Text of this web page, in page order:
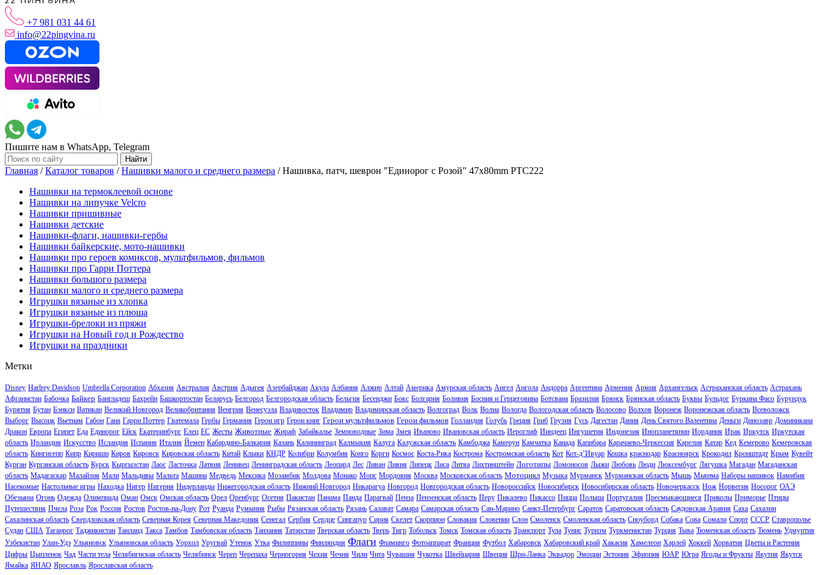
+7 981 031 44 61
info@22pingvina.ru
Пишите нам в WhatsApp, Telegram
Главная /Каталог товаров /Нашивки малого и среднего размера /Нашивка, патч, шеврон "Единорог с Розой" 47x80mm PTC222
Нашивки на термоклеевой основе
Нашивки на липучке Velcro
Нашивки пришивные
Нашивки детские
Нашивки-флаги, нашивки-гербы
Нашивки байкерские, мото-нашивки
Нашивки про героев комиксов, мультфильмов, фильмов
Нашивки про Гарри Поттера
Нашивки большого размера
Нашивки малого и среднего размера
Игрушки вязаные из хлопка
Игрушки вязаные из плюша
Игрушки-брелоки из пряжи
Игрушки на Новый год и Рождество
Игрушки на праздники
Метки
Disney Harlrey Davidson Umbrella Corporation Абхазия Австралия Австрия Адыгея Азербайджан Акула Албания Алжир Алтай Америка Амурская область Ангел Ангола Андорра Аргентина Армения Армия Архангельск Астраханская область Астрахань
Афганистан Бабочка Байкер Бангладеш Бахрейн Башкортостан Беларусь Белгород Белгородская область Бельгия Бесенджи Бокс Болгария Боливия Босния и Герцеговина Ботсвана Бразилия Брянск Брянская область Буквы Бульдог Буркина Фасо Бурундук
Бурятия Бутан Бэнкси Ватикан Великий Новгород Великобритания Венгрия Венесуэла Владивосток Владимир Владимирская область Волгоград Волк Волна Вологда Вологодская область Волосово Волхов Воронеж Воронежская область Всеволожск
Выборг Высоцк Вьетнам Габон Гана Гарри Поттер Гватемала Гербы Германия Герои игр Герои книг Герои мультфильмов Герои фильмов Голландия Голубь Греция Гриб Грузия Гусь Дагестан Дания День Святого Валентина Деньги Динозавр Доминикана
Дракон Европа Египет Еда Единорог Ейск Екатеринбург Елец ЕС Жесты Животные Жираф Забайкалье Земноводные Зима Змея Иваново Ивановская область Иероглиф Ииндеец Ингушетия Индонезия Инопланетянин Иордания Ирак Иркутск Иркутская
область Ирландия Искусство Исландия Испания Италия Йемен Кабардино-Балкария Казань Калининград Калмыкия Калуга Калужская область Камбоджа Камерун Камчатка Канада Капибара Карачаево-Черкессия Карелия Катар Кед Кемерово Кемеровская
область Кингисепп Кипр Кириши Киров Кировск Кировская область Китай Клыки КНДР Колибри Колумбия Конго Корги Космос Коста-Рика Кострома Костромская область Кот Кот-д’Ивуар Кошка краснодар Красноярск Крокодил Кронштадт Крым Кувейт
Курган Курганская область Курск Кыргызстан Лаос Ласточка Латвия Ленивец Ленинградская область Леопард Лес Ливан Ливия Липецк Лиса Литва Лихтинштейн Логотипы Ломоносов Лыжи Любовь Люди Люксембург Лягушка Магадан Магаданская
область Мадагаскар Малайзия Мали Мальдивы Мальта Машина Медведь Мексика Мозамбик Молдова Монако Мопс Мордовия Москва Московская область Мотоцикл Музыка Мурманск Мурманская область Мышь Мьянма Наборы нашивок Намибия
Насекомые Настольные игры Находка Нигер Нигерия Нидерланды Нижегородская область Нижний Новгород Никарагуа Новгород Новгородская область Новороссийск Новосибирск Новосибирская область Новочеркасск Нож Норвегия Носорог ОАЭ
Обезьяна Огонь Одежда Олимпиада Оман Омск Омская область Орел Оренбург Осетия Пакистан Панама Панда Парагвай Пенза Пензенская область Перу Пикалево Пикассо Пицца Польша Португалия Пресмыкающиеся Приколы Приморье Птицы
Путешествия Пчела Роза Рок Россия Ростов Ростов-на-Дону Рот Руанда Румыния Рыбы Рязанская область Рязань Салават Самара Самарская область Сан-Марино Санкт-Петербург Саратов Саратовская область Саудовская Аравия Саха Сахалин
Сахалинская область Свердловская область Северная Корея Северная Македония Сенегал Сербия Сердце Сингапур Сирия Скелет Скорпион Словакия Словении Слон Смоленск Смоленская область Сноуборд Собака Сова Сомали Спорт СССР Ставрополье
Судан США Таганрог Таджикистан Таиланд Такса Тамбов Тамбовская область Танзания Татарстан Тверская область Тверь Тигр Тобольск Томск Томская область Транспорт Тула Тунис Туризм Туркменистан Турция Тыва Тюменская область Тюмень Удмуртия
Узбекистан Улан-Удэ Ульяновск Ульяновская область Уорхол Уругвай Утенок Утка Филиппины Финляндия Флаги Фламинго Фотоаппарат Франция Футбол Хабаровск Хабаровский край Хакасия Хамелеон Харлей Хоккей Хорватия Цветы и Растения
Цифры Цыпленок Чад Части тела Челябигнская область Челябинск Череп Черепаха Черногория Чехия Чечня Чили Чита Чувашия Чукотка Швейцария Швеция Шри-Ланка Эквадор Эмоции Эстония Эфиопия ЮАР Югра Ягоды и Фрукты Якутия Якутск
Ямайка ЯНАО Ярославль Ярославская область